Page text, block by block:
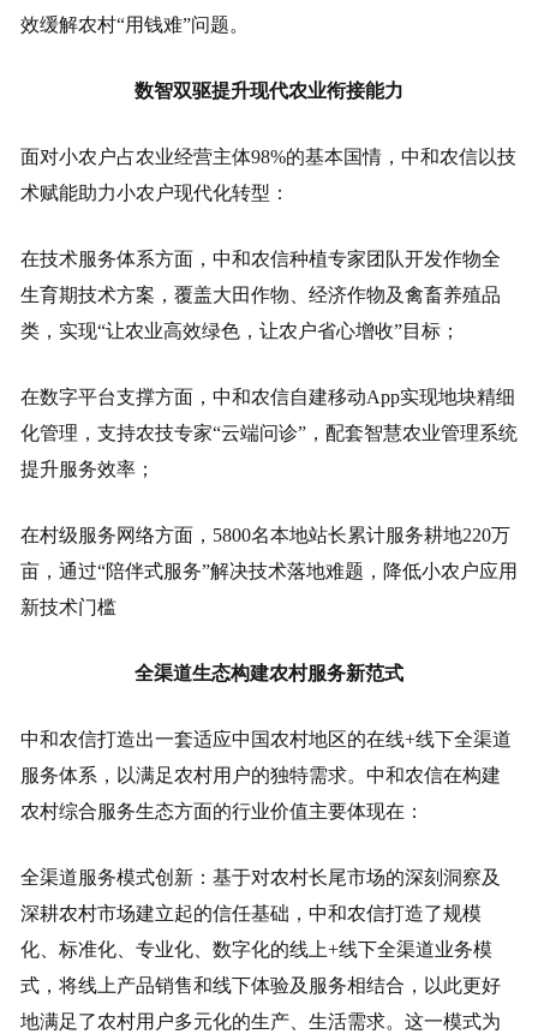
效缓解农村“用钱难”问题。
数智双驱提升现代农业衔接能力
面对小农户占农业经营主体98%的基本国情，中和农信以技
术赋能助力小农户现代化转型：
在技术服务体系方面，中和农信种植专家团队开发作物全
生育期技术方案，覆盖大田作物、经济作物及禽畜养殖品
类，实现“让农业高效绿色，让农户省心增收”目标；
在数字平台支撑方面，中和农信自建移动App实现地块精细
化管理，支持农技专家“云端问诊”，配套智慧农业管理系统
提升服务效率；
在村级服务网络方面，5800名本地站长累计服务耕地220万
亩，通过“陪伴式服务”解决技术落地难题，降低小农户应用
新技术门槛
全渠道生态构建农村服务新范式
中和农信打造出一套适应中国农村地区的在线+线下全渠道
服务体系，以满足农村用户的独特需求。中和农信在构建
农村综合服务生态方面的行业价值主要体现在：
全渠道服务模式创新：基于对农村长尾市场的深刻洞察及
深耕农村市场建立起的信任基础，中和农信打造了规模
化、标准化、专业化、数字化的线上+线下全渠道业务模
式，将线上产品销售和线下体验及服务相结合，以此更好
地满足了农村用户多元化的生产、生活需求。这一模式为